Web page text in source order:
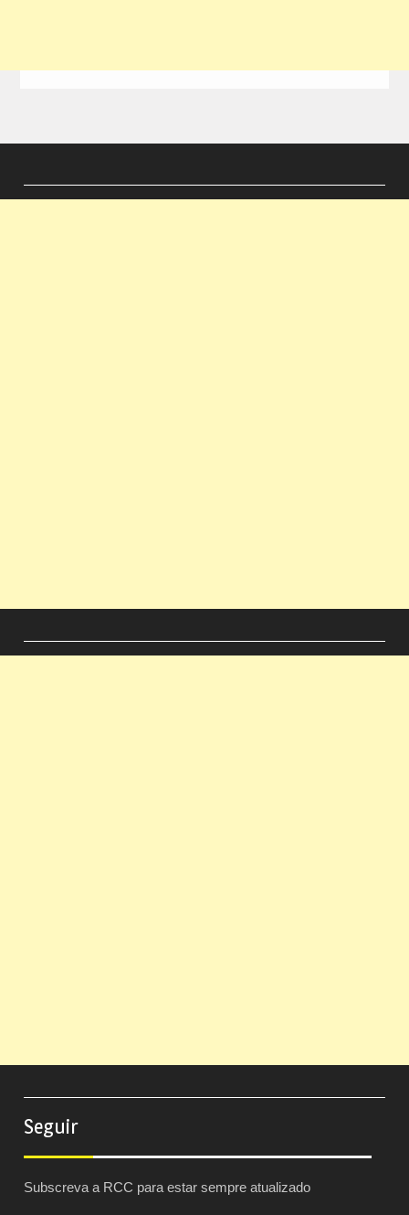
Seguir
Subscreva a RCC para estar sempre atualizado